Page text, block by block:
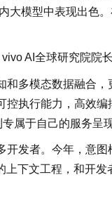
大模型中表现出色
AI全球研究院院
多模态数据融合
执行能力，高效
属于自己的服务呈现
开发者。今年，意
下文工程，和开